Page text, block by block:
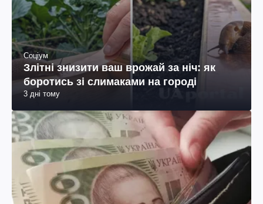
Соціум
Злітні знизити ваш врожай за ніч: як
боротись зі слимаками на городі
3 дні тому